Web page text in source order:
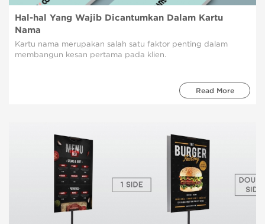
Hal-hal Yang Wajib Dicantumkan Dalam Kartu
Nama
Kartu nama merupakan salah satu faktor penting dalam
membangun kesan pertama pada klien.
Read More